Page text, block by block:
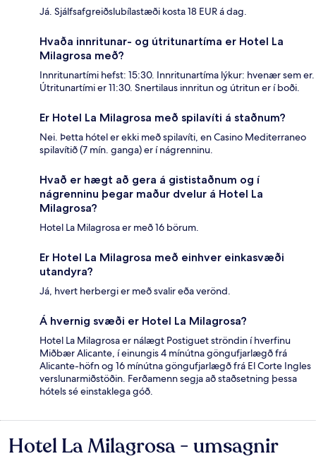
Já. Sjálfsafgreiðslubílastæði kosta 18 EUR á dag.
Hvaða innritunar- og útritunartíma er Hotel La
Milagrosa með?
Innritunartími hefst: 15:30. Innritunartíma lýkur: hvenær sem er.
Útritunartími er 11:30. Snertilaus innritun og útritun er í boði.
Er Hotel La Milagrosa með spilavíti á staðnum?
Nei. Þetta hótel er ekki með spilavíti, en Casino Mediterraneo
spilavítið (7 mín. ganga) er í nágrenninu.
Hvað er hægt að gera á gististaðnum og í
nágrenninu þegar maður dvelur á Hotel La
Milagrosa?
Hotel La Milagrosa er með 16 börum.
Er Hotel La Milagrosa með einhver einkasvæði
utandyra?
Já, hvert herbergi er með svalir eða verönd.
Á hvernig svæði er Hotel La Milagrosa?
Hotel La Milagrosa er nálægt Postiguet ströndin í hverfinu
Miðbær Alicante, í einungis 4 mínútna göngufjarlægð frá
Alicante-höfn og 16 mínútna göngufjarlægð frá El Corte Ingles
verslunarmiðstöðin. Ferðamenn segja að staðsetning þessa
hótels sé einstaklega góð.
Umsagnir
Hotel La Milagrosa - umsagnir